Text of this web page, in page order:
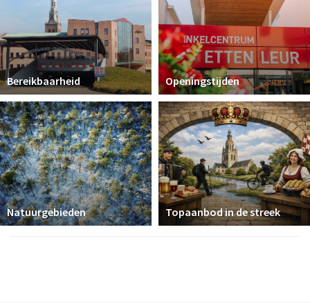
Bereikbaarheid Openingstijden
Natuurgebieden Topaanbod in de streek